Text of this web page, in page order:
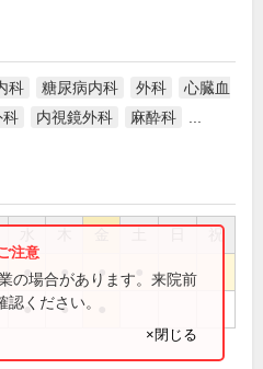
科 糖尿病内科 外科
心臓血
科 内視鏡外科 麻酔科
祝
● ● ●
● ●
の場合があります。来院前
ください。
×閉じる